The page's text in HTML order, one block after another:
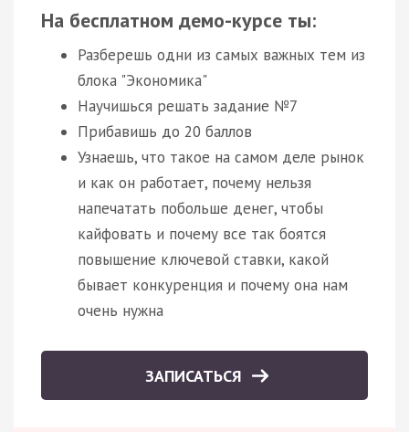
На бесплатном демо-курсе ты:
Разберешь одни из самых важных тем из
блока "Экономика"
Научишься решать задание №7
Прибавишь до 20 баллов
Узнаешь, что такое на самом деле рынок
и как он работает, почему нельзя
напечатать побольше денег, чтобы
кайфовать и почему все так боятся
повышение ключевой ставки, какой
бывает конкуренция и почему она нам
очень нужна
ЗАПИСАТЬСЯ